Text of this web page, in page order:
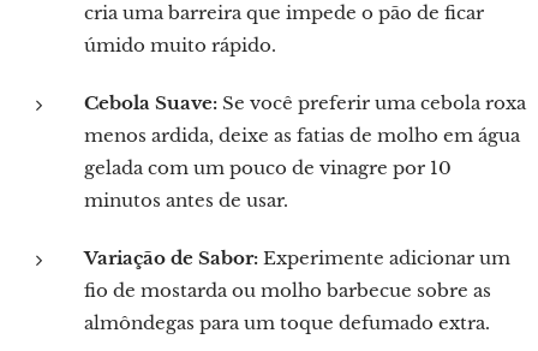
cria uma barreira que impede o pão de ficar
úmido muito rápido.
Cebola Suave: Se você preferir uma cebola roxa
menos ardida, deixe as fatias de molho em água
gelada com um pouco de vinagre por 10
minutos antes de usar.
Variação de Sabor: Experimente adicionar um
fio de mostarda ou molho barbecue sobre as
almôndegas para um toque defumado extra.